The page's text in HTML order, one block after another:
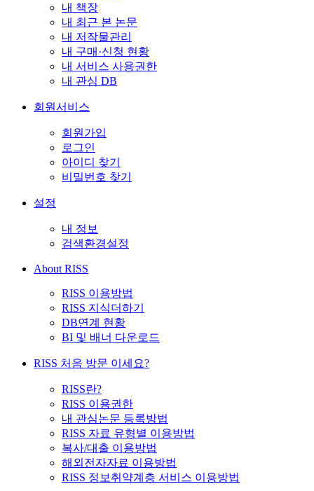
내 책장
내 최근 본 논문
내 저작물관리
내 구매·신청 현황
내 서비스 사용권한
내 관심 DB
회원서비스
회원가입
로그인
아이디 찾기
비밀번호 찾기
설정
내 정보
검색환경설정
About RISS
RISS 이용방법
RISS 지식더하기
DB연계 현황
BI 및 배너 다운로드
RISS 처음 방문 이세요?
RISS란?
RISS 이용권한
내 관심논문 등록방법
RISS 자료 유형별 이용방법
복사/대출 이용방법
해외전자자료 이용방법
RISS 정보취약계층 서비스 이용방법